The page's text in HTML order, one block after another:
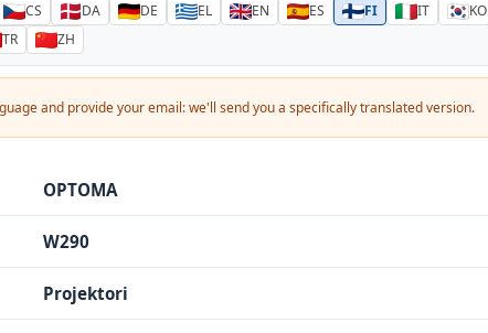
CS DA DE EL EN ES FI IT KO
TR ZH
and provide your email: we'll send you a specifically translated version.
OPTOMA
W290
Projektori